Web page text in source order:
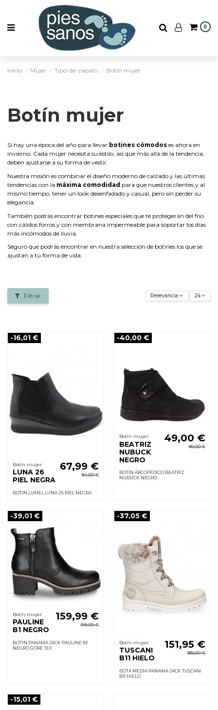
0
Inicio Mujer Tipo-de-zapato Botín mujer
Botín mujer
Si hay una época del año para llevar botines cómodos es ahora en
invierno. Cada mujer necesita su estilo, así que más allá de la tendencia,
deben ajustarse a su forma de vestir.
Nuestra misión es combinar el diseño moderno de calzado y las últimas
tendencias con la máxima comodidad para que nuestros clientes y al
mismo tiempo, tener un look desenfadado y casual, pero sin perder su
elegancia.
También podrás encontrar botines especiales que te protegerán del frío
con cálidos forros y con membrana impermeable para soportar los días
más incómodos de lluvia.
Seguro que podrás encontrar en nuestra selección de botines los que se
ajustan a tú forma de vida.
Filtrar Relevancia 24
-16,01 €
Botín mujer
LUNA 26
PIEL NEGRA
67,99 €
84,00 €
BOTIN LUMEL LUNA 26 PIEL NEGRA
-40,00 €
Botín mujer
BEATRIZ
NUBUCK
NEGRO
49,00 €
89,00 €
BOTIN ARCOPEDICO BEATRIZ
NUBUCK NEGRO
-39,01 €
Botín mujer
PAULINE
B1 NEGRO
159,99 €
199,00 €
BOTIN PANAMA JACK PAULINE B1
NEGRO GORE TEX
-37,05 €
Botín mujer
TUSCANI
B11 HIELO
151,95 €
189,00 €
BOTA MEDIA PANAMA JACK TUSCANI
B11 HIELO
-15,01 €